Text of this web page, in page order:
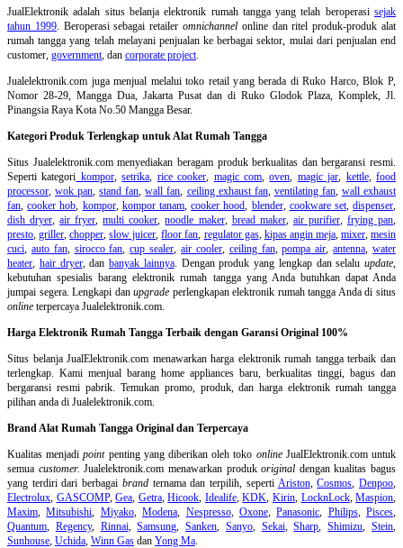
JualElektronik adalah situs belanja elektronik rumah tanggayang telah beroperasisejak
tahun 1999. Beroperasi sebagai retaileromnichannel online dan ritel produk-produk alat
rumah tangga yang telah melayani penjualan ke berbagai sektor, mulai dari penjualan end
customer, government, dan corporate project.
Jualelektronik.com juga menjual melalui toko retail yang berada di Ruko Harco, Blok P,
Nomor 28-29, Mangga Dua, Jakarta Pusat dan di Ruko Glodok Plaza, Komplek, Jl.
Pinangsia Raya Kota No.50 Mangga Besar.
Kategori Produk Terlengkap untuk Alat Rumah Tangga
Situs Jualelektronik.com menyediakan beragam produk berkualitas dan bergaransi resmi.
Seperti kategori kompor,setrika, rice cooker, magic com,oven, magic jar, kettle,food
processor,wok pan,stand fan,wall fan, ceiling exhaust fan, ventilating fan, wall exhaust
fan,cooker hob, kompor, kompor tanam,cooker hood, blender, cookware set,dispenser,
dish dryer,air fryer,multi cooker,noodle maker, bread maker, air purifier, frying pan,
presto,griller,chopper,slow juicer,floor fan, regulator gas, kipas angin meja, mixer,mesin
cuci, auto fan, sirocco fan,cup sealer,air cooler, ceiling fan,pompa air,antenna,water
heater, hair dryer, dan banyak lainnya. Dengan produk yang lengkap dan selalu update,
kebutuhan spesialis barang elektronik rumah tangga yang Anda butuhkan dapat Anda
jumpai segera. Lengkapi danupgrade perlengkapan elektronik rumah tangga Anda di situs
online terpercaya Jualelektronik.com.
Harga Elektronik Rumah Tangga Terbaik dengan Garansi Original 100%
Situs belanjaJualElektronik.com menawarkan harga elektronik rumah tangga terbaik dan
terlengkap. Kami menjual barang home appliances baru, berkualitas tinggi, bagus dan
bergaransi resmi pabrik. Temukan promo, produk, dan harga elektronik rumah tangga
pilihan anda di Jualelektronik.com.
Brand Alat Rumah Tangga Original dan Terpercaya
Kualitas menjadipointpenting yang diberikan oleh toko onlineJualElektronik.com untuk
semua customer. Jualelektronik.com menawarkan produkoriginal dengan kualitas bagus
yang terdiri dari berbagai brandternama dan terpilih, seperti Ariston,Cosmos,Denpoo,
Electrolux, GASCOMP,Gea, Getra,Hicook, Idealife,KDK, Kirin, LocknLock,Maspion,
Maxim,Mitsubishi, Miyako,Modena, Nespresso, Oxone,Panasonic, Philips, Pisces,
Quantum, Regency, Rinnai,Samsung,Sanken, Sanyo, Sekai,Sharp,Shimizu,Stein,
Sunhouse, Uchida, Winn Gas dan Yong Ma.